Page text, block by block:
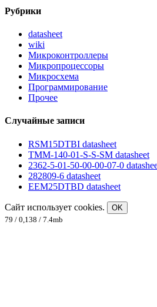
Рубрики
datasheet
wiki
Микроконтроллеры
Микропроцессоры
Микросхема
Программирование
Прочее
Случайные записи
RSM15DTBI datasheet
TMM-140-01-S-S-SM datasheet
2362-5-01-50-00-00-07-0
282809-6 datasheet
EEM25DTBD datasheet
Сайт использует cookies.
OK
79 / 0,138 / 7.4mb